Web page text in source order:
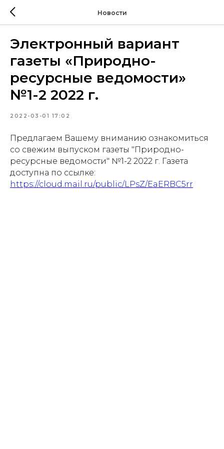
Новости
Электронный вариант
газеты «Природно-
ресурсные ведомости»
№1-2 2022 г.
2022-03-01 17:02
Предлагаем Вашему вниманию ознакомиться
со свежим выпуском газеты "Природно-
ресурсные ведомости" №1-2 2022 г. Газета
доступна по ссылке:
https://cloud.mail.ru/public/LPsZ/EaERBC5rr